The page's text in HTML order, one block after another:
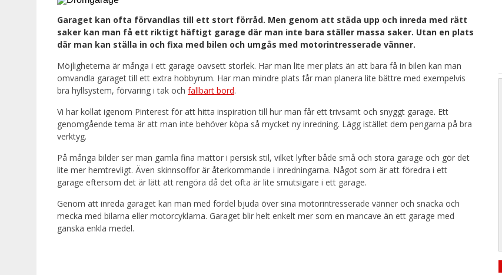
Garaget kan ofta förvandlas till ett stort förråd. Men genom att städa upp och inreda med rätt
saker kan man få ett riktigt häftigt garage där man inte bara ställer massa saker. Utan en plats
där man kan ställa in och fixa med bilen och umgås med motorintresserade vänner.
Möjligheterna är många i ett garage oavsett storlek. Har man lite mer plats än att bara få in bilen kan man
omvandla garaget till ett extra hobbyrum. Har man mindre plats får man planera lite bättre med exempelvis
bra hyllsystem, förvaring i tak och fällbart bord.
Vi har kollat igenom Pinterest för att hitta inspiration till hur man får ett trivsamt och snyggt garage. Ett
genomgående tema är att man inte behöver köpa så mycket ny inredning. Lägg istället dem pengarna på bra
verktyg.
På många bilder ser man gamla fina mattor i persisk stil, vilket lyfter både små och stora garage och gör det
lite mer hemtrevligt. Även skinnsoffor är återkommande i inredningarna. Något som är att föredra i ett
garage eftersom det är lätt att rengöra då det ofta är lite smutsigare i ett garage.
Genom att inreda garaget kan man med fördel bjuda över sina motorintresserade vänner och snacka och
mecka med bilarna eller motorcyklarna. Garaget blir helt enkelt mer som en mancave än ett garage med
ganska enkla medel.